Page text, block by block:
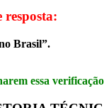
Brasil”.
essa